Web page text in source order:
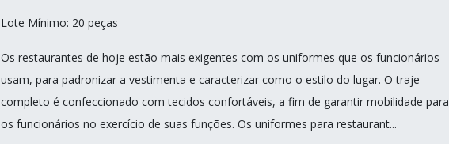
Lote Mínimo: 20 peças
Os restaurantes de hoje estão mais exigentes com os uniformes que os funcionários
usam, para padronizar a vestimenta e caracterizar como o estilo do lugar. O traje
completo é confeccionado com tecidos confortáveis, a fim de garantir mobilidade para
os funcionários no exercício de suas funções. Os uniformes para restaurant...